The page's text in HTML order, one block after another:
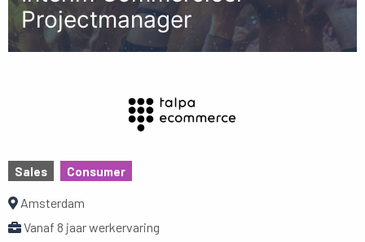
Projectmanager
Sales Consumer
Amsterdam
Vanaf 8 jaar werkervaring